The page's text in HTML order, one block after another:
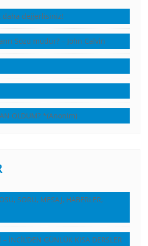
daha değerlisiniz!
Sözü müdür? – John Calvin
OLDUM? *(Anonim)
SORU, MESAJ, HABERLER,
İNCİL’DEN GÜNLÜK KISA DERSLER